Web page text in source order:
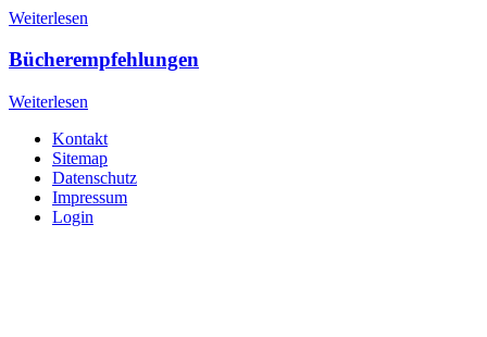
Weiterlesen
Bücherempfehlungen
Weiterlesen
Kontakt
Sitemap
Datenschutz
Impressum
Login